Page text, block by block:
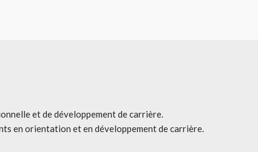
et de développement de carrière.
en orientation et en développement de carrière.